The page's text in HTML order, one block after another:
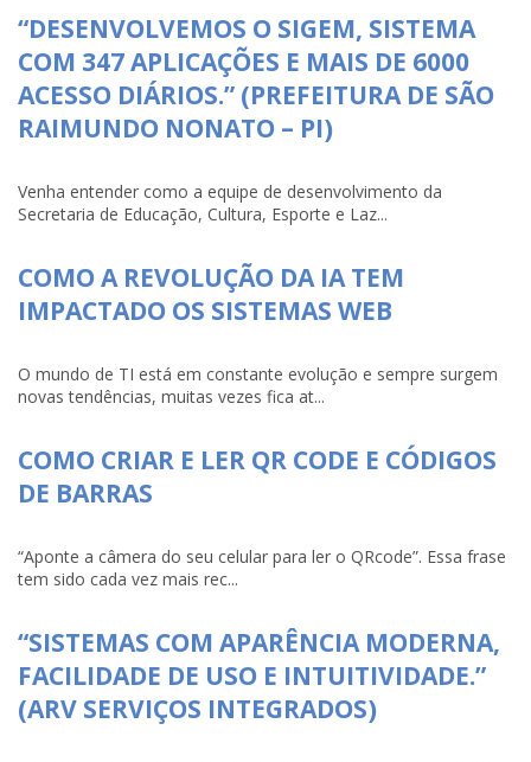
“DESENVOLVEMOS O SIGEM, SISTEMA
COM 347 APLICAÇÕES E MAIS DE 6000
ACESSO DIÁRIOS.” (PREFEITURA DE SÃO
RAIMUNDO NONATO – PI)
Venha entender como a equipe de desenvolvimento da
Secretaria de Educação, Cultura, Esporte e Laz...
COMO A REVOLUÇÃO DA IA TEM
IMPACTADO OS SISTEMAS WEB
O mundo de TI está em constante evolução e sempre surgem
novas tendências, muitas vezes fica at...
COMO CRIAR E LER QR CODE E CÓDIGOS
DE BARRAS
“Aponte a câmera do seu celular para ler o QRcode”. Essa frase
tem sido cada vez mais rec...
“SISTEMAS COM APARÊNCIA MODERNA,
FACILIDADE DE USO E INTUITIVIDADE.”
(ARV SERVIÇOS INTEGRADOS)